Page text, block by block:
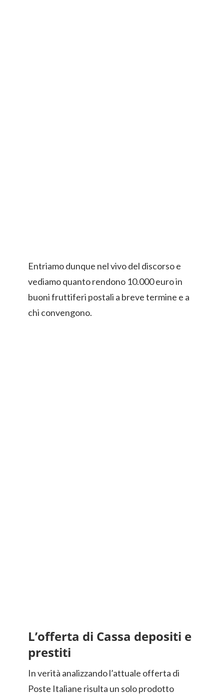
Entriamo dunque nel vivo del discorso e
vediamo quanto rendono 10.000 euro in
buoni fruttiferi postali a breve termine e a
chi convengono.
L’offerta di Cassa depositi e
prestiti
In verità analizzando l’attuale offerta di
Poste Italiane risulta un solo prodotto